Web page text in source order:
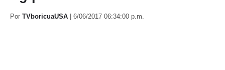
Por TVboricuaUSA 6/06/2017 06:34:00 p.m.